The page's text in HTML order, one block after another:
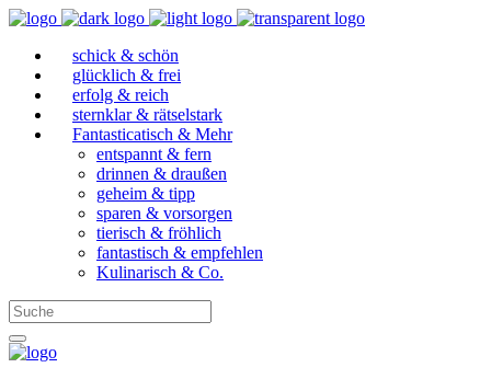
schick & schön
glücklich & frei
erfolg & reich
sternklar & rätselstark
Fantasticatisch & Mehr
entspannt & fern
drinnen & draußen
geheim & tipp
sparen & vorsorgen
tierisch & fröhlich
fantastisch & empfehlen
Kulinarisch & Co.